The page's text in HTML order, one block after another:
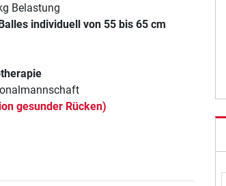
Belastung
individuell von 55 bis 65 cm
gesunder Rücken)